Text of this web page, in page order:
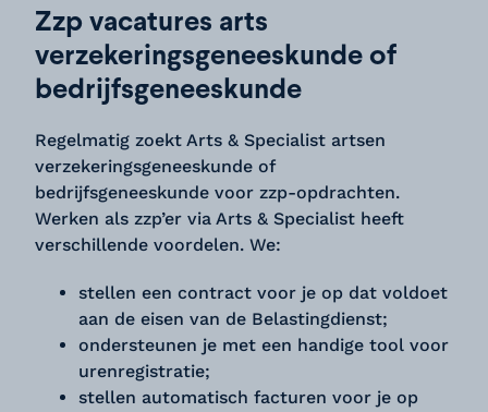
Zzp vacatures arts
verzekeringsgeneeskunde of
bedrijfsgeneeskunde
Regelmatig zoekt Arts & Specialist artsen
verzekeringsgeneeskunde of
bedrijfsgeneeskunde voor zzp-opdrachten.
Werken als zzp’er via Arts & Specialist heeft
verschillende voordelen. We:
stellen een contract voor je op dat voldoet
aan de eisen van de Belastingdienst;
ondersteunen je met een handige tool voor
urenregistratie;
stellen automatisch facturen voor je op